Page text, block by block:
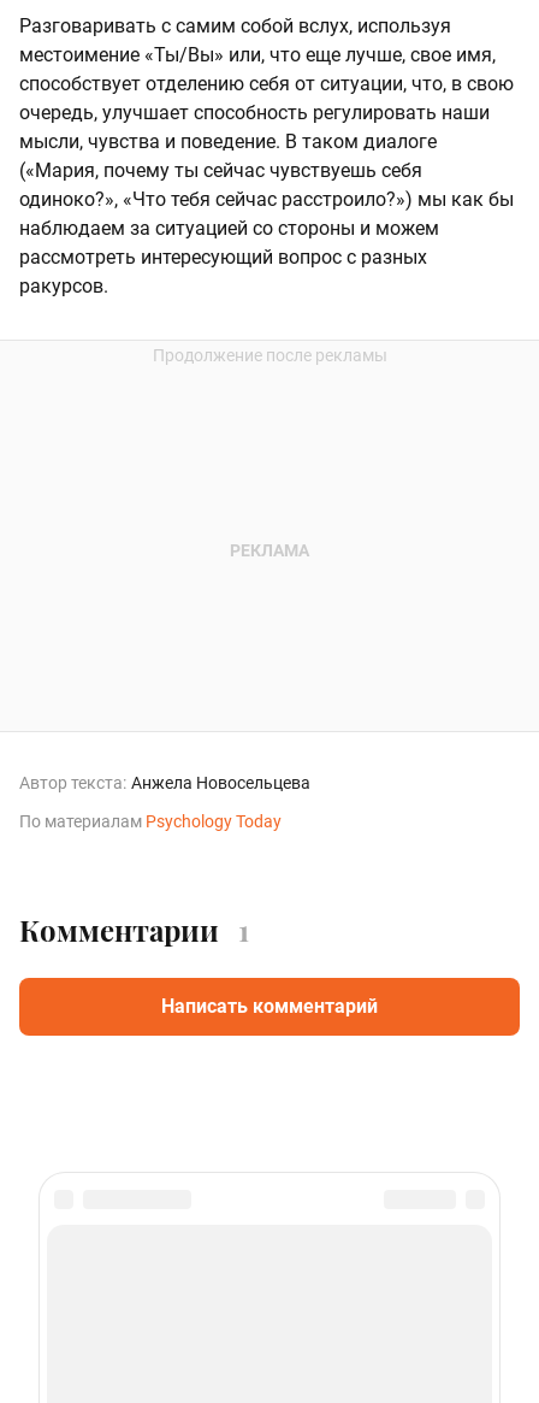
Разговаривать с самим собой вслух, используя
местоимение «Ты/Вы» или, что еще лучше, свое имя,
способствует отделению себя от ситуации, что, в свою
очередь, улучшает способность регулировать наши
мысли, чувства и поведение. В таком диалоге
(«Мария, почему ты сейчас чувствуешь себя
одиноко?», «Что тебя сейчас расстроило?») мы как бы
наблюдаем за ситуацией со стороны и можем
рассмотреть интересующий вопрос с разных
ракурсов.
Автор текста: Анжела Новосельцева
По материалам Psychology Today
Комментарии 1
Написать комментарий